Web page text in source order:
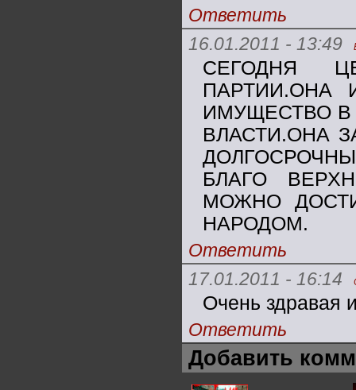
Ответить
16.01.2011 - 13:49
СЕГОДНЯ
ПАРТИИ.ОНА
ИМУЩЕСТВО В
ВЛАСТИ.ОНА
БЛАГО
МОЖНО
НАРОДОМ.
Ответить
17.01.2011 - 16:14
Очень здравая
Ответить
Добавить